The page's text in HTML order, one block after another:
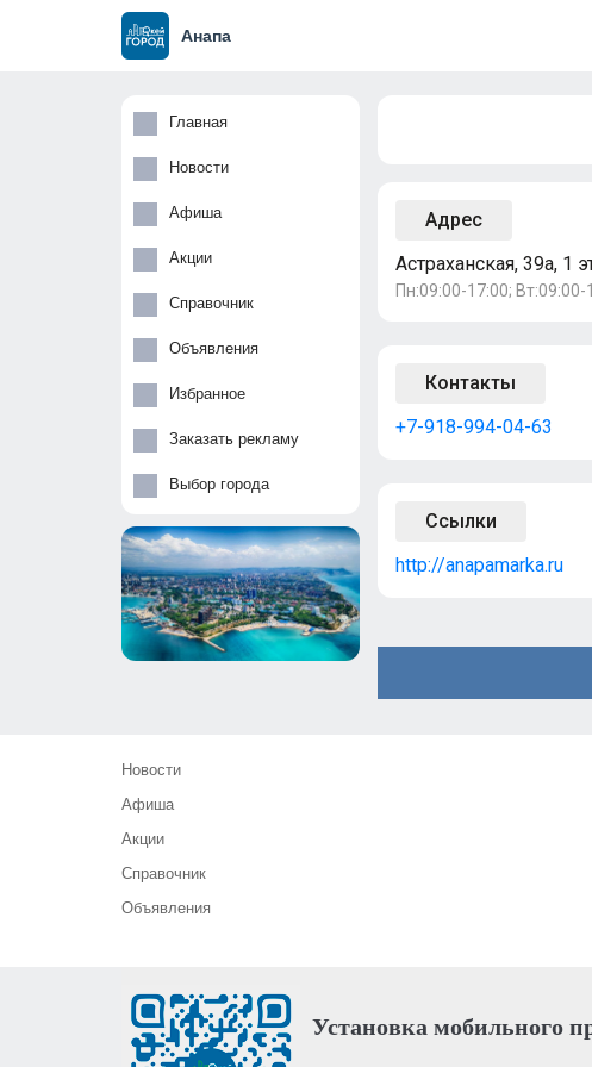
Анапа
Главная
Новости
Афиша
Акции
Справочник
Объявления
Избранное
Заказать рекламу
Выбор города
Адрес
Астраханская, 39а, 1
Пн:09:00-17:00;
Контакты
+7-918-994-04-63
Ссылки
http://anapamarka.ru
Новости
Афиша
Акции
Справочник
Объявления
Установка мобильного